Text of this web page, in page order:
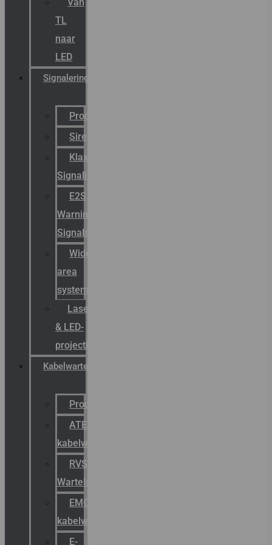
TL
naar
LED
Signalering
Productcatalogus
Sirena
Klaxon
Signaling
E2S
Warning
Signals
Wide
area
systemen
Laserbelijning
& LED-
projectie
Kabelwartels
Productcatalogus
ATEX
kabelwartels
RVS
Wartels
EMC
kabelwartels
E-